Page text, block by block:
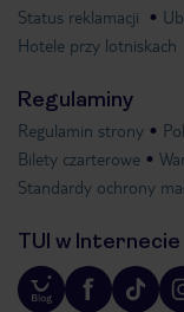
Status reklamacji
Hotele przy lotniskach
Regulaminy
Regulamin strony
Bilety czarterowe
Standardy ochrony
TUI w Internecie